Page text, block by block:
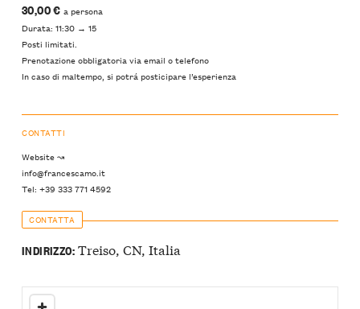
30,00 € a persona
Durata: 11:30 → 15
Posti limitati.
Prenotazione obbligatoria via email o telefono
In caso di maltempo, si potrá posticipare l’esperienza
CONTATTI
Website ↝
info@francescamo.it
Tel: +39 333 771 4592
CONTATTA
INDIRIZZO:Treiso, CN, Italia